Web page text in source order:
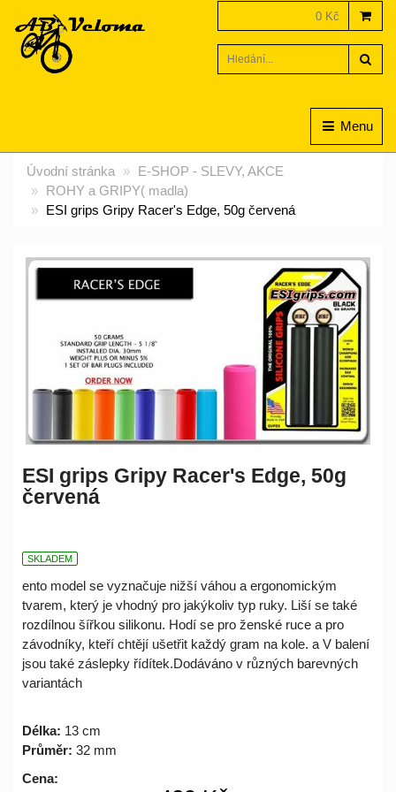
0 Kč
Menu
Úvodní stránka
E-SHOP - SLEVY, AKCE
ROHY a GRIPY( madla)
ESI grips Gripy Racer's Edge, 50g červená
ESI grips Gripy Racer's Edge, 50g
červená
SKLADEM
ento model se vyznačuje nižší váhou a ergonomickým
tvarem, který je vhodný pro jakýkoliv typ ruky. Liší se také
rozdílnou šířkou silikonu. Hodí se pro ženské ruce a pro
závodníky, kteří chtějí ušetřit každý gram na kole. a V balení
jsou také záslepky řídítek.Dodáváno v různých barevných
variantách
Délka: 13 cm
Průměr: 32 mm
Cena: